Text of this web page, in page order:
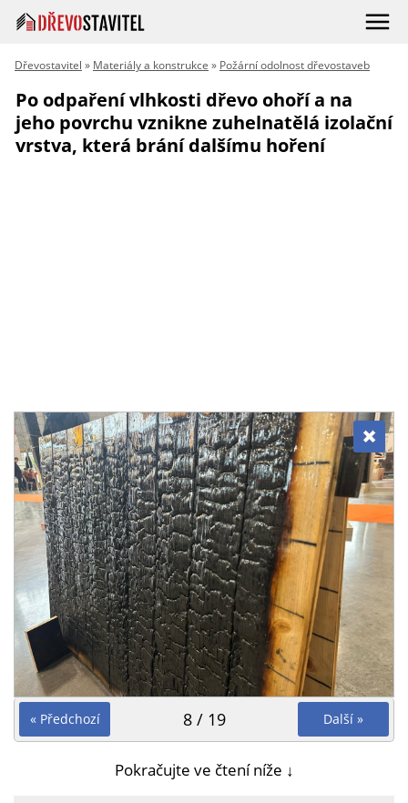
Dřevostavitel » Materiály a konstrukce » Požární odolnost dřevostaveb
Po odpaření vlhkosti dřevo ohoří a na
jeho povrchu vznikne zuhelnatělá izolační
vrstva, která brání dalšímu hoření
« Předchozí Další »
8 / 19
Pokračujte ve čtení níže ↓